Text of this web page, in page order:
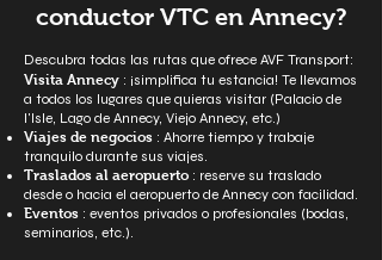
conductor VTC en Annecy?
Descubra todas las rutas que ofrece AVF Transport:
Visita Annecy : ¡simplifica tu estancia! Te llevamos
a todos los lugares que quieras visitar (Palacio de
l'Isle, Lago de Annecy, Viejo Annecy, etc.)
Viajes de negocios : Ahorre tiempo y trabaje
tranquilo durante sus viajes.
Traslados al aeropuerto : reserve su traslado
desde o hacia el aeropuerto de Annecy con facilidad.
Eventos : eventos privados o profesionales (bodas,
seminarios, etc.).